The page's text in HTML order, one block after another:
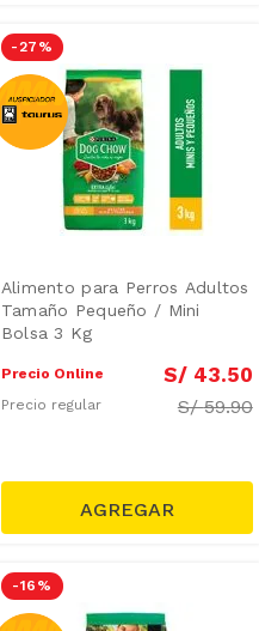
-27 %
Alimento para Perros Adultos
Tamaño Pequeño / Mini
Bolsa 3 Kg
Precio Online S/ 43.50
Precio regular S/59.90
-16 %